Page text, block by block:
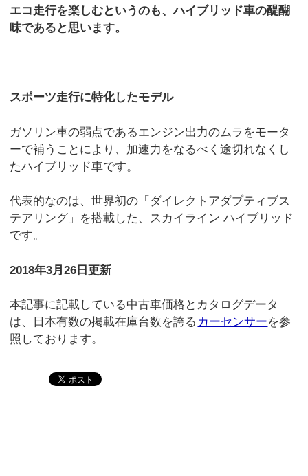
エコ走行を楽しむというのも、ハイブリッド車の醍醐
味であると思います。
スポーツ走行に特化したモデル
ガソリン車の弱点であるエンジン出力のムラをモータ
ーで補うことにより、加速力をなるべく途切れなくし
たハイブリッド車です。
代表的なのは、世界初の「ダイレクトアダプティブス
テアリング」を搭載した、スカイライン ハイブリッド
です。
2018年3月26日更新
本記事に記載している中古車価格とカタログデータ
は、日本有数の掲載在庫台数を誇る カーセンサーを参
照しております。